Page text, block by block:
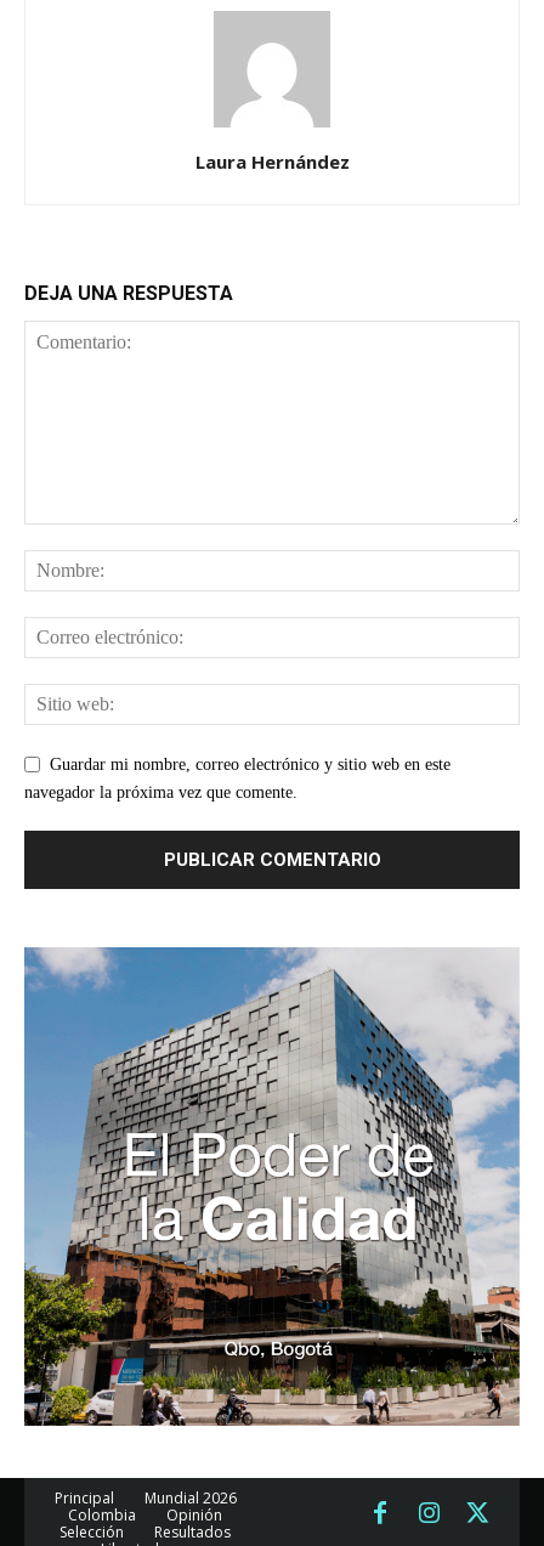
Laura Hernández
DEJA UNA RESPUESTA
Guardar mi nombre, correo electrónico y sitio web en este
navegador la próxima vez que comente.
Principal
Mundial 2026
Colombia
Opinión
Selección
Resultados